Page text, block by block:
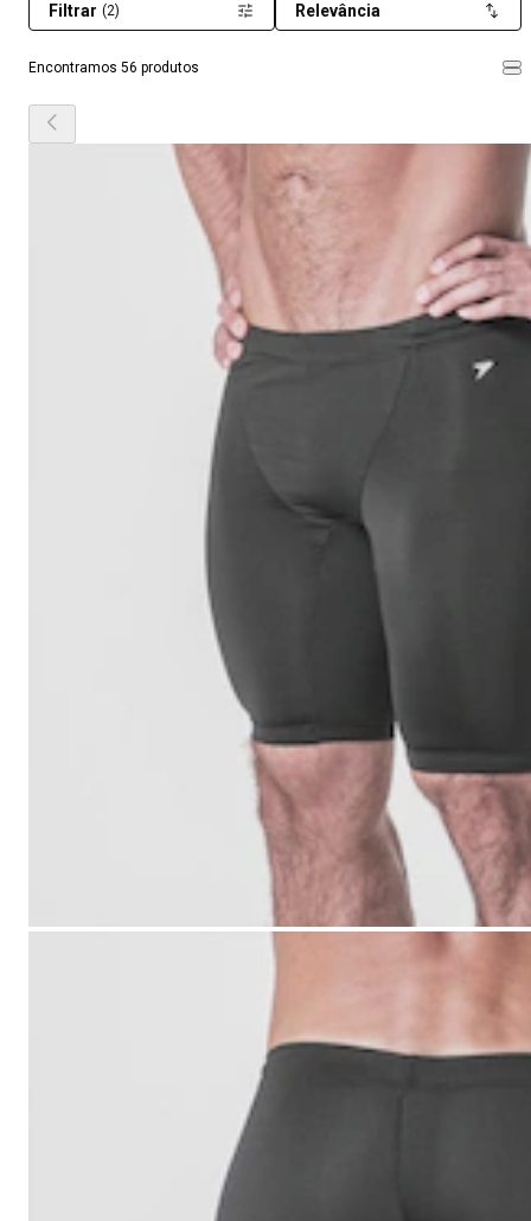
Encontramos 56 produtos
Filtrar (2) Relevância